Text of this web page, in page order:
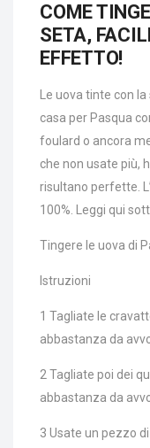
COME
SETA,
EFFETTO!
Le uova tinte con
casa per Pasqua
foulard o ancora
che non usate più,
risultano perfette.
100%. Leggi qui
Tingere le uova di
Istruzioni
1 Tagliate le
abbastanza da
2 Tagliate poi dei
abbastanza da
3 Usate un pezzo